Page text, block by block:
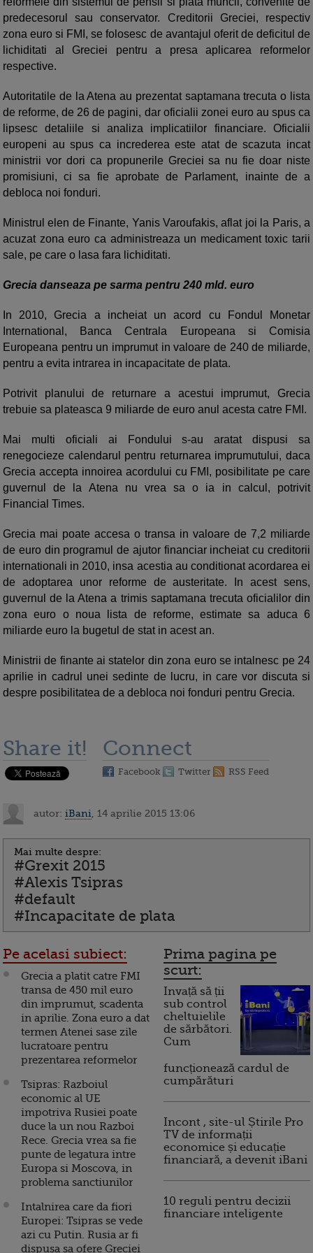
predecesorul sau conservator. Creditorii Greciei, respectiv
zona euro si FMI, se folosesc de avantajul oferit de deficitul de
lichiditati al Greciei pentru a presa aplicarea reformelor
respective.
Autoritatile de la Atena au prezentat saptamana trecuta o lista
de reforme, de 26 de pagini, dar oficialii zonei euro au spus ca
lipsesc detaliile si analiza implicatiilor financiare. Oficialii
europeni au spus ca increderea este atat de scazuta incat
ministrii vor dori ca propunerile Greciei sa nu fie doar niste
promisiuni, ci sa fie aprobate de Parlament, inainte de a
debloca noi fonduri.
Ministrul elen de Finante, Yanis Varoufakis, aflat joi la Paris, a
acuzat zona euro ca administreaza un medicament toxic tarii
sale, pe care o lasa fara lichiditati.
Grecia danseaza pe sarma pentru 240 mld. euro
In 2010, Grecia a incheiat un acord cu Fondul Monetar
International, Banca Centrala Europeana si Comisia
Europeana pentru un imprumut in valoare de 240 de miliarde,
pentru a evita intrarea in incapacitate de plata.
Potrivit planului de returnare a acestui imprumut, Grecia
trebuie sa plateasca 9 miliarde de euro anul acesta catre FMI.
Mai multi oficiali ai Fondului s-au aratat dispusi sa
renegocieze calendarul pentru returnarea imprumutului, daca
Grecia accepta innoirea acordului cu FMI, posibilitate pe care
guvernul de la Atena nu vrea sa o ia in calcul, potrivit
Financial Times.
Grecia mai poate accesa o transa in valoare de 7,2 miliarde
de euro din programul de ajutor financiar incheiat cu creditorii
internationali in 2010, insa acestia au conditionat acordarea ei
de adoptarea unor reforme de austeritate. In acest sens,
guvernul de la Atena a trimis saptamana trecuta oficialilor din
zona euro o noua lista de reforme, estimate sa aduca 6
miliarde euro la bugetul de stat in acest an.
Ministrii de finante ai statelor din zona euro se intalnesc pe 24
aprilie in cadrul unei sedinte de lucru, in care vor discuta si
despre posibilitatea de a debloca noi fonduri pentru Grecia.
Share it! Connect
Facebook Twitter RSS Feed
autor: iBani , 14 aprilie 2015 13:06
Mai multe despre:
#Grexit 2015
#Alexis Tsipras
#default
#Incapacitate de plata
Pe acelasi subiect:
Grecia a platit catre FMI
transa de 450 mil euro
din imprumut, scadenta
in aprilie. Zona euro a dat
termen Atenei sase zile
lucratoare pentru
prezentarea reformelor
Tsipras: Razboiul
economic al UE
impotriva Rusiei poate
duce la un nou Razboi
Rece. Grecia vrea sa fie
punte de legatura intre
Europa si Moscova, in
problema sanctiunilor
Intalnirea care da fiori
Europei: Tsipras se vede
azi cu Putin. Rusia ar fi
dispusa sa ofere Greciei
Prima pagina pe
scurt:
Invață să ții
sub control
cheltuielile
de sărbători.
Cum
funcționează cardul de
cumpărături
Incont , site-ul Știrile Pro
TV de informații
economice și educație
financiară, a devenit iBani
10 reguli pentru decizii
financiare inteligente